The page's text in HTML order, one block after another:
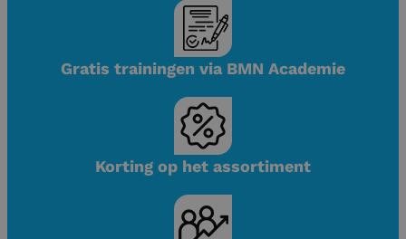
Gratis trainingen via BMN Academie
Korting op het assortiment